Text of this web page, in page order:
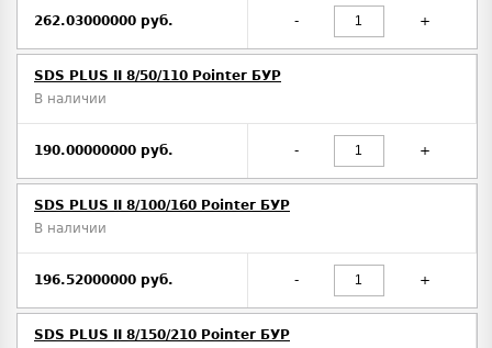
262.03000000 руб. - +
SDS PLUS II 8/50/110 Pointer БУР
В наличии
190.00000000 руб. - +
SDS PLUS II 8/100/160 Pointer БУР
В наличии
196.52000000 руб. - +
SDS PLUS II 8/150/210 Pointer БУР